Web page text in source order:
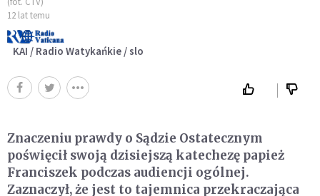
12 lat temu
KAI / Radio Watykańkie / slo
Znaczeniu prawdy o Sądzie Ostatecznym
poświęcił swoją dzisiejszą katechezę papież
Franciszek podczas audiencji ogólnej.
Zaznaczył, że jest to tajemnica przekraczająca